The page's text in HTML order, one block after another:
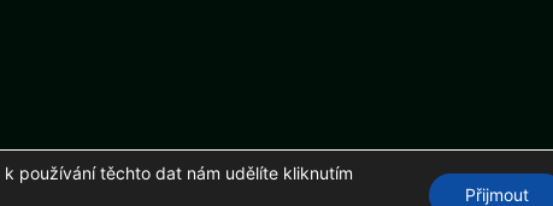
z. s.Zhotovení a správamartinuhlir.com
používání těchto dat nám udělíte kliknutím
Přijmout